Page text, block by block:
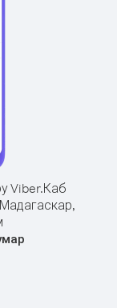
Viber.Каб
Мадагаскар,